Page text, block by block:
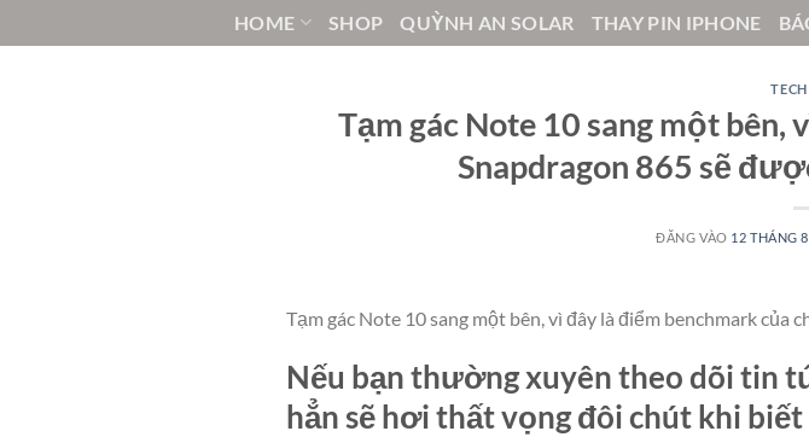
HOME SHOP QUỲNH AN SOLAR THAY PIN IPHONE
Tạm gác Note 10 sang một bên,
Snapdragon 865 sẽ
ĐĂNG VÀO 12 THÁNG
Tạm gác Note 10 sang một bên, vì đây là điểm benchmark của
Nếu bạn thường xuyên theo dõi tin
hẳn sẽ hơi thất vọng đôi chút khi